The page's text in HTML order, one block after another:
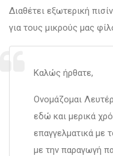
Διαθέτει εξωτερική
για τους μικρούς μας
Καλώς ήρθατε,
Ονομάζομαι
εδώ και μερικά
επαγγελματικά με
με την παραγωγή